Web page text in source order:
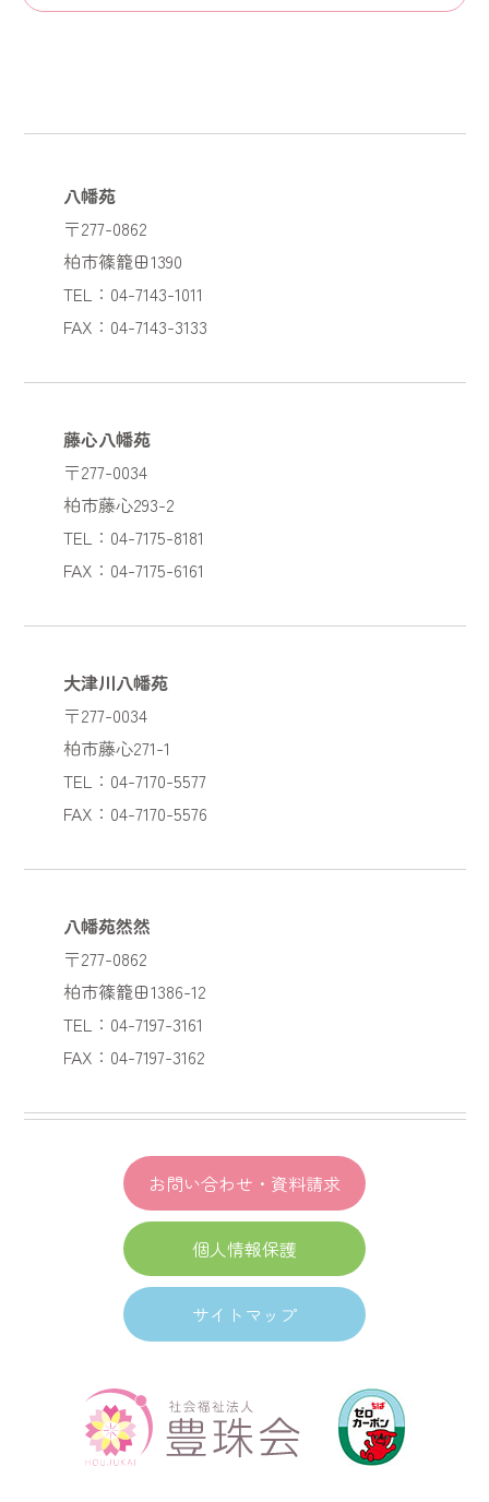
八幡苑
〒277-0862
柏市篠籠田1390
TEL：04-7143-1011
FAX：04-7143-3133
藤心八幡苑
〒277-0034
柏市藤心293-2
TEL：04-7175-8181
FAX：04-7175-6161
大津川八幡苑
〒277-0034
柏市藤心271-1
TEL：04-7170-5577
FAX：04-7170-5576
八幡苑然然
〒277-0862
柏市篠籠田1386-12
TEL：04-7197-3161
FAX：04-7197-3162
お問い合わせ・資料請求
個人情報保護
サイトマップ